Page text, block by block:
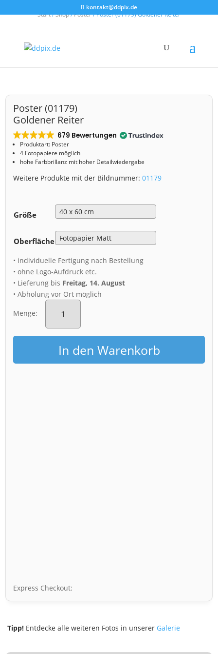
kontakt@ddpix.de
Start/Shop/Poster/ Poster (01179) Goldener Reiter
Poster (01179)
Goldener Reiter
679 Bewertungen
Produktart: Poster
4 Fotopapiere möglich
hohe Farbbrillanz mit hoher Detailwiedergabe
Weitere Produkte mit der Bildnummer:01179
Größe
Oberfläche
• individuelle Fertigung nach Bestellung
• ohne Logo-Aufdruck etc.
• Lieferung bis Freitag, 14. August
• Abholung vor Ort möglich
Menge:
Poster
(01179)
Reiter
Menge
In den Warenkorb
Express Checkout:
Tipp! Entdecke alle weiteren Fotos in unserer Galerie